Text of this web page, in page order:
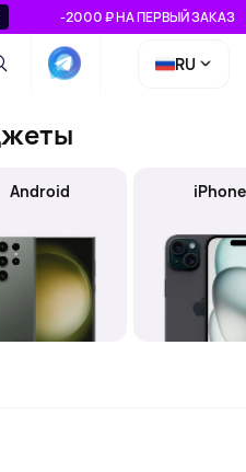
-2000 ₽ НА ПЕРВЫЙ ЗАКАЗ
RU
Android iPhone